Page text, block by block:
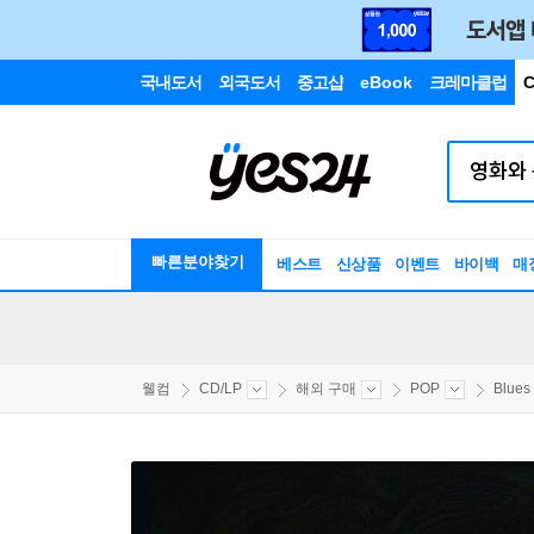
국내도서 외국도서 중고샵 eBook 크레마클럽
빠른분야찾기 베스트 신상품 이벤트 바이백 매
웰컴 CD/LP 해외 구매 POP Blues